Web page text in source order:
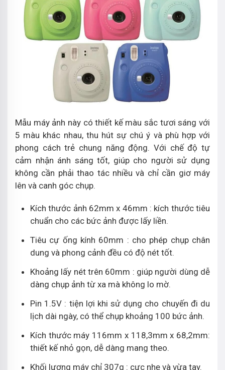
Mẫu máy ảnh này có thiết kế màu sắc tươi sáng với
5 màu khác nhau, thu hút sự chú ý và phù hợp với
phong cách trẻ chung năng động. Với chế độ tự
cảm nhận ánh sáng tốt, giúp cho người sử dụng
không cần phải thao tác nhiều và chỉ cần giơ máy
lên và canh góc chụp.
Kích thước ảnh 62mm x 46mm : kích thước tiêu
chuẩn cho các bức ảnh được lấy liền.
Tiêu cự ống kính 60mm : cho phép chụp chân
dung và phong cảnh đều có độ nét tốt.
Khoảng lấy nét trên 60mm : giúp người dùng dễ
dàng chụp ảnh từ xa mà không lo mờ.
Pin 1.5V : tiện lợi khi sử dụng cho chuyến đi du
lịch dài ngày, có thể chụp khoảng 100 bức ảnh.
Kích thước máy 116mm x 118,3mm x 68,2mm:
thiết kế nhỏ gọn, dễ dàng mang theo.
Khối lượng máy chỉ 307g : cực nhẹ và vừa tay.